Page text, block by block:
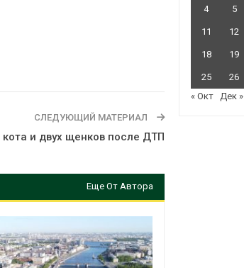
СЛЕДУЮЩИЙ МАТЕРИАЛ
и двух щенков после ДТП
Еще От Автора
4 5
11 12
18 19
25 26
« Окт
Дек »